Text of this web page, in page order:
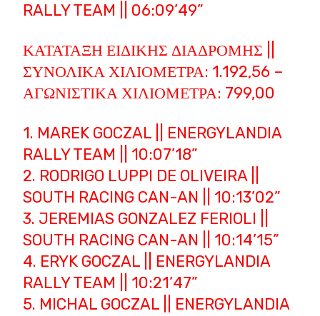
RALLY TEAM || 06:09’49”
ΚΑΤΆΤΑΞΗ ΕΙΔΙΚΉΣ ΔΙΑΔΡΟΜΉΣ ||
ΣΥΝΟΛΙΚΆ ΧΙΛΙΌΜΕΤΡΑ: 1.192,56 –
ΑΓΩΝΙΣΤΙΚΆ ΧΙΛΙΌΜΕΤΡΑ: 799,00
1. MAREK GOCZAL || ENERGYLANDIA
RALLY TEAM || 10:07’18”
2. RODRIGO LUPPI DE OLIVEIRA ||
SOUTH RACING CAN-AN || 10:13’02”
3. JEREMIAS GONZALEZ FERIOLI ||
SOUTH RACING CAN-AN || 10:14’15”
4. ERYK GOCZAL || ENERGYLANDIA
RALLY TEAM || 10:21’47”
5. MICHAL GOCZAL || ENERGYLANDIA